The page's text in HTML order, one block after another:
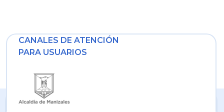
CANALES DE ATENCIÓN
PARA USUARIOS